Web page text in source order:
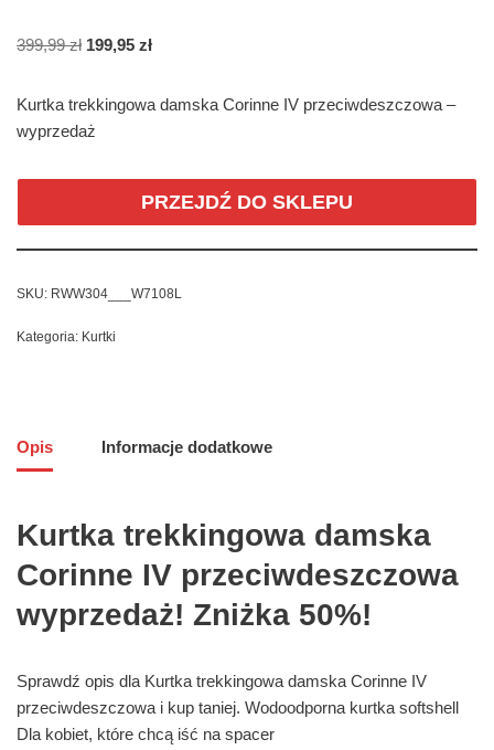
399,99zł 199,95 zł
Kurtka trekkingowa damska Corinne IV przeciwdeszczowa –
wyprzedaż
PRZEJDŹ DO SKLEPU
SKU: RWW304___W7108L
Kategoria: Kurtki
Opis Informacje dodatkowe
Kurtka trekkingowa damska
Corinne IV przeciwdeszczowa
wyprzedaż! Zniżka 50%!
Sprawdź opis dla Kurtka trekkingowa damska Corinne IV
przeciwdeszczowa i kup taniej. Wodoodporna kurtka softshell
Dla kobiet, które chcą iść na spacer